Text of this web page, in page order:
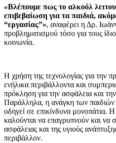
«Βλέπουμε πως το αλκοόλ
επιβεβαίωση για τα παιδιά,
“εργασίας”», αναφέρει η Δρ.
προβληματισμού τόσο για τους
κοινωνία.
Η χρήση της τεχνολογίας για την
ενήλικα περιβάλλοντα και
πρόκληση για την ασφάλεια και
Παράλληλα, η ανάγκη των παιδιών
οδηγεί σε επικίνδυνα μονοπάτια. Η
καλούνται να επαγρυπνούν και να
ασφάλειας και της υγιούς
περιβάλλον.